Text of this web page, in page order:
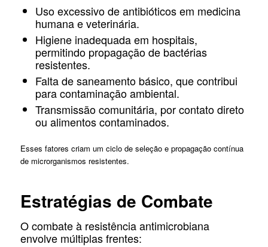
Uso excessivo de antibióticos em medicina
humana e veterinária.
Higiene inadequada em hospitais,
permitindo propagação de bactérias
resistentes.
Falta de saneamento básico, que contribui
para contaminação ambiental.
Transmissão comunitária, por contato direto
ou alimentos contaminados.
Esses fatores criam um ciclo de seleção e propagação contínua
de microrganismos resistentes.
Estratégias de Combate
O combate à resistência antimicrobiana
envolve múltiplas frentes: